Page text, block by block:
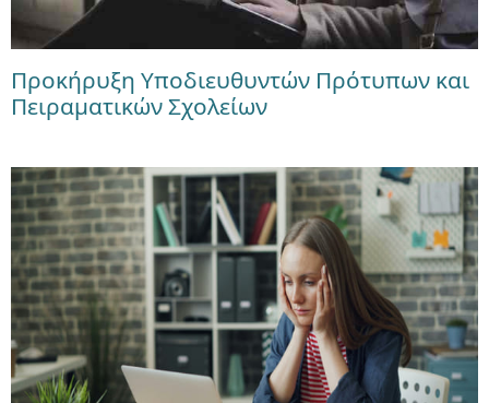
Προκήρυξη Υποδιευθυντών Πρότυπων και
Πειραματικών Σχολείων